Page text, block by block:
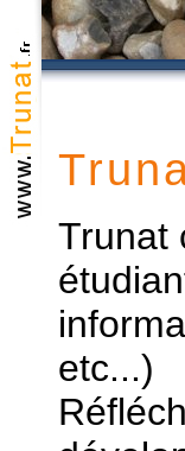
Trunat
etc...)